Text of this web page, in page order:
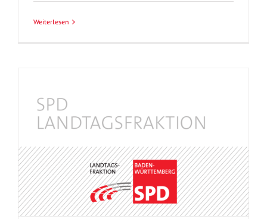
Weiterlesen